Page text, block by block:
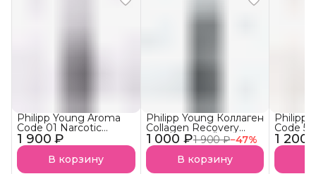
1 900 ₽
Philipp Young Aroma
Code 01 Narcotic
Blossom Арома-
Бустер
Наркотический
Цветок
В корзину
1 000 ₽1 900 ₽−47%
Philipp Young Коллаген
Collagen Recovery
Ultra Shine МЁД
Аминопротеиновая
Подложка (CL)
В корзину
1 200
Philipp
Code
Бустер